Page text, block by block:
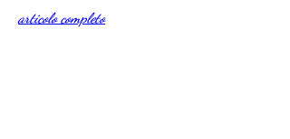
articolo completo